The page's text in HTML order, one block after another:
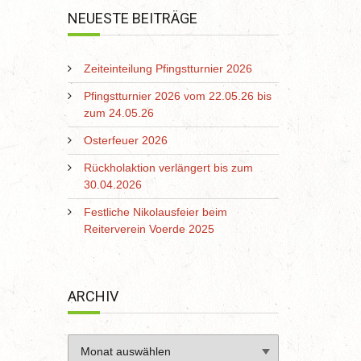
NEUESTE BEITRÄGE
Zeiteinteilung Pfingstturnier 2026
Pfingstturnier 2026 vom 22.05.26 bis
zum 24.05.26
Osterfeuer 2026
Rückholaktion verlängert bis zum
30.04.2026
Festliche Nikolausfeier beim
Reiterverein Voerde 2025
ARCHIV